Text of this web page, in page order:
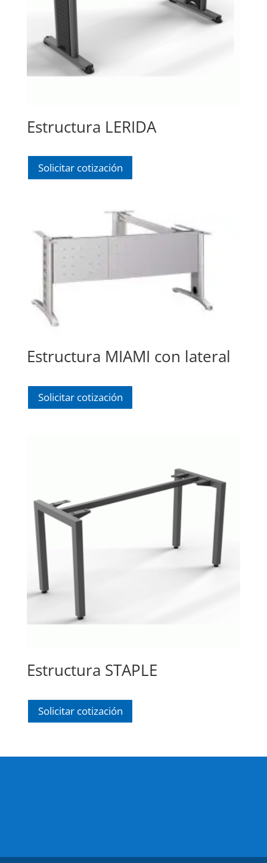
Estructura LERIDA
Solicitar cotización
Estructura MIAMI con lateral
Solicitar cotización
Estructura STAPLE
Solicitar cotización